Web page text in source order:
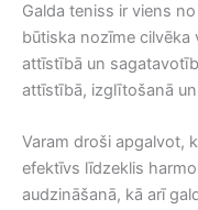
Galda teniss ir viens
būtiska nozīme cilvēka
attīstībā un
attīstībā, izglītošanā
Varam droši apgalvot,
efektīvs līdzeklis
audzināšanā, kā arī